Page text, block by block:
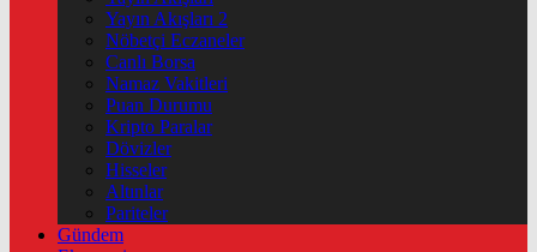
Yayın Akışları 2
Nöbetçi Eczaneler
Canlı Borsa
Namaz Vakitleri
Puan Durumu
Kripto Paralar
Dövizler
Hisseler
Altınlar
Pariteler
Gündem